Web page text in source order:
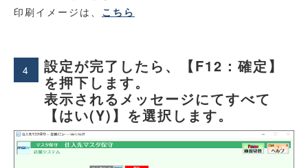
印刷イメージは、 こちら
4
設定が完了したら、【F12：確定】
を押下します。
表示されるメッセージにてすべて
【はい(Y)】を選択します。